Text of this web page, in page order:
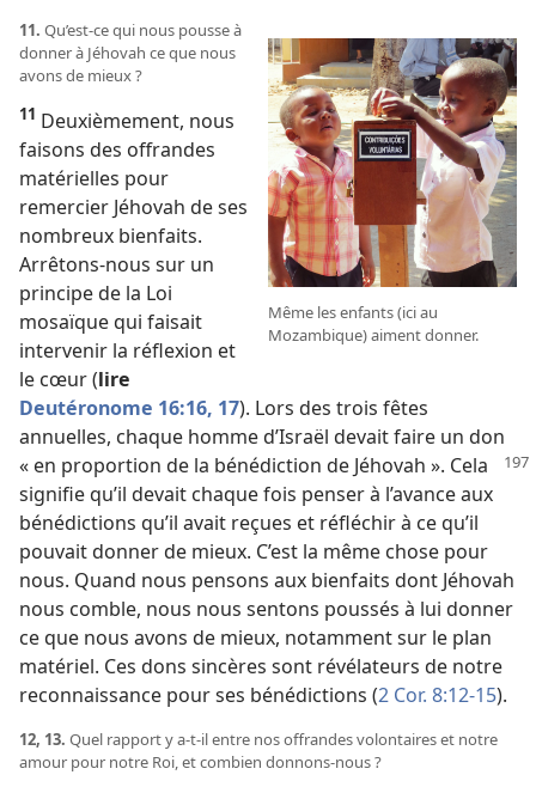
Même les enfants (ici au
Mozambique) aiment donner.
11. Qu’est-​ce qui nous pousse à
donner à Jéhovah ce que nous
avons de mieux ?
11 Deuxièmement, nous
faisons des offrandes
matérielles pour
remercier Jéhovah de ses
nombreux bienfaits.
Arrêtons-​nous sur un
principe de la Loi
mosaïque qui faisait
intervenir la réflexion et
le cœur (lire
Deutéronome 16:16, 17). Lors des trois fêtes
annuelles, chaque homme d’Israël devait faire un don
« en proportion de la bénédiction de Jéhovah ». Cela
signifie qu’il devait chaque fois penser à l’avance aux
bénédictions qu’il avait reçues et réfléchir à ce qu’il
pouvait donner de mieux. C’est la même chose pour
nous. Quand nous pensons aux bienfaits dont Jéhovah
nous comble, nous nous sentons poussés à lui donner
ce que nous avons de mieux, notamment sur le plan
matériel. Ces dons sincères sont révélateurs de notre
reconnaissance pour ses bénédictions (2 Cor. 8:12-15).
12, 13. Quel rapport y a-​t-​il entre nos offrandes volontaires et notre
amour pour notre Roi, et combien donnons-​nous ?